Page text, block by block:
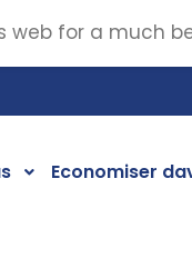
Economiser
web for a much